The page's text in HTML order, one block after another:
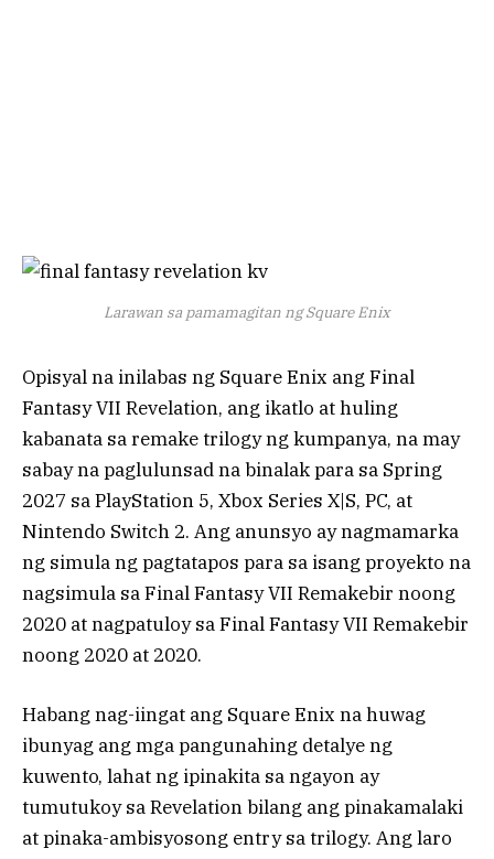
Larawan sa pamamagitan ng Square Enix
Opisyal na inilabas ng Square Enix ang Final
Fantasy VII Revelation, ang ikatlo at huling
kabanata sa remake trilogy ng kumpanya, na may
sabay na paglulunsad na binalak para sa Spring
2027 sa PlayStation 5, Xbox Series X|S, PC, at
Nintendo Switch 2. Ang anunsyo ay nagmamarka
ng simula ng pagtatapos para sa isang proyekto na
nagsimula sa Final Fantasy VII Remakebir noong
2020 at nagpatuloy sa Final Fantasy VII Remakebir
noong 2020 at 2020.
Habang nag-iingat ang Square Enix na huwag
ibunyag ang mga pangunahing detalye ng
kuwento, lahat ng ipinakita sa ngayon ay
tumutukoy sa Revelation bilang ang pinakamalaki
at pinaka-ambisyosong entry sa trilogy. Ang laro